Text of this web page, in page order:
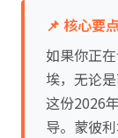
📌 核心要
如果你正
埃，无论
这份2026
导。蒙彼